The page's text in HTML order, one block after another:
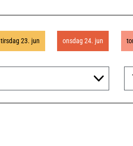
tirsdag 23. jun onsdag 24. jun